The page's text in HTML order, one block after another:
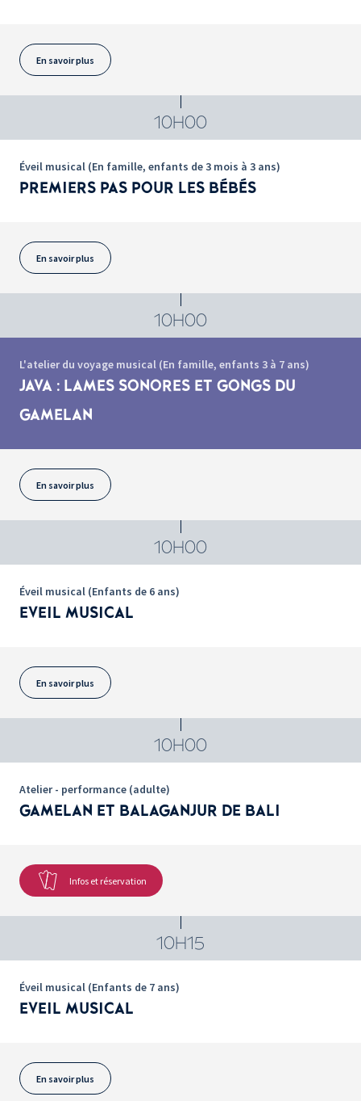
En savoir plus
10H00
Éveil musical (En famille, enfants de 3 mois à 3 ans)
PREMIERS PAS POUR LES BÉBÉS
En savoir plus
10H00
L'atelier du voyage musical (En famille, enfants 3 à 7 ans)
JAVA : LAMES SONORES ET GONGS DU
GAMELAN
En savoir plus
10H00
Éveil musical (Enfants de 6 ans)
EVEIL MUSICAL
En savoir plus
10H00
Atelier - performance (adulte)
GAMELAN ET BALAGANJUR DE BALI
Infos et réservation
10H15
Éveil musical (Enfants de 7 ans)
EVEIL MUSICAL
En savoir plus